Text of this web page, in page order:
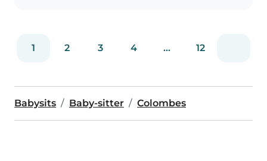
1 2 3 4 ... 12
Babysits Baby-sitter Colombes